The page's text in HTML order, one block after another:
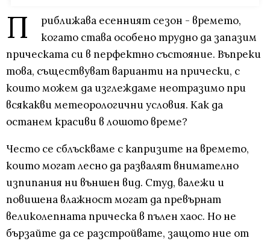
П
риближава есенният сезон - времето,
когато става особено трудно да запазим
прическата си в перфектно състояние. Въпреки
това, съществуват варианти на прически, с
които можем да изглеждаме неотразимо при
всякакви метеорологични условия. Как да
останем красиви в лошото време?
Често се сблъскваме с капризите на времето,
които могат лесно да развалят внимателно
изпипания ни външен вид. Студ, валежи и
повишена влажност могат да превърнат
великолепната прическа в пълен хаос. Но не
бързайте да се разстройвате, защото ние от